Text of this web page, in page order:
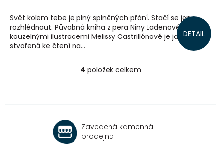
DETAIL
Svět kolem tebe je plný splněných přání. Stačí se jen
rozhlédnout. Půvabná kniha z pera Niny Ladenové s
kouzelnými ilustracemi Melissy Castrillónové je jako
stvořená ke čtení na...
O
c
í
4 položek celkem
Zavedená kamenná
prodejna